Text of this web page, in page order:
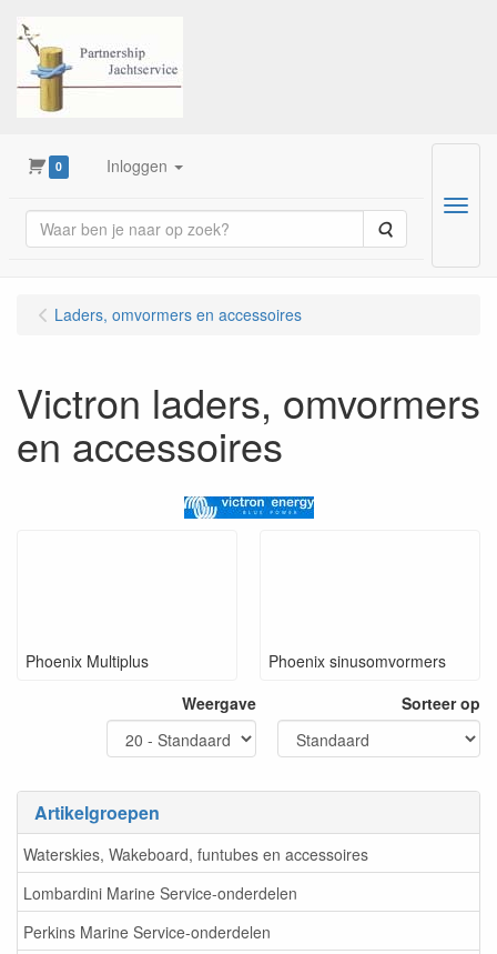
0 Inloggen
Zoeken
Menu
Artikelgroepen
Waterskies, Wakeboard, funtubes en accessoires
Lombardini Marine Service-onderdelen
Perkins Marine Service-onderdelen
Laders, omvormers en accessoires
Victron laders, omvormers
en accessoires
Phoenix Multiplus
Phoenix sinusomvormers
Weergave
Sorteer op